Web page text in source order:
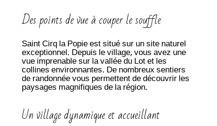
Des points de vue à couper le souffle
Saint Cirq la Popie est situé sur un site naturel
exceptionnel. Depuis le village, vous avez une
vue imprenable sur la vallée du Lot et les
collines environnantes. De nombreux sentiers
de randonnée vous permettent de découvrir les
paysages magnifiques de la région.
Un village dynamique et accueillant